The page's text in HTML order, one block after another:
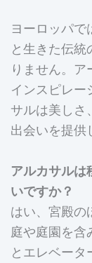
ヨーロッパ
と生きた伝
りません。
インスピレー
サルは美しさ
出会いを提供
アルカサルは
いですか？
はい、宮殿の
庭や庭園を含
とエレベータ